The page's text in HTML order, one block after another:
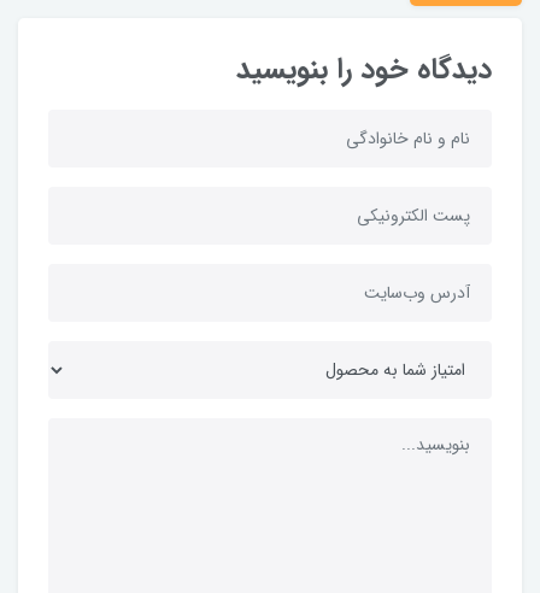
دیدگاه خود را بنویسید